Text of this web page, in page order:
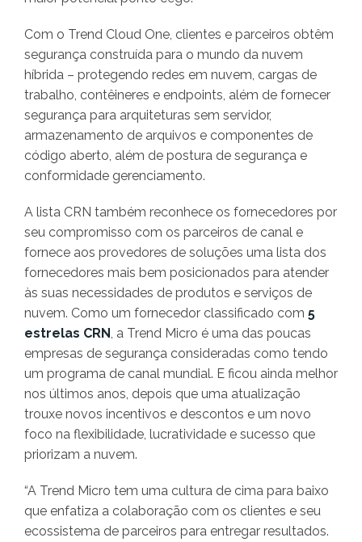
Com o Trend Cloud One, clientes e parceiros obtêm
segurança construída para o mundo da nuvem
híbrida – protegendo redes em nuvem, cargas de
trabalho, contêineres e endpoints, além de fornecer
segurança para arquiteturas sem servidor,
armazenamento de arquivos e componentes de
código aberto, além de postura de segurança e
conformidade gerenciamento.
A lista CRN também reconhece os fornecedores por
seu compromisso com os parceiros de canal e
fornece aos provedores de soluções uma lista dos
fornecedores mais bem posicionados para atender
às suas necessidades de produtos e serviços de
nuvem. Como um fornecedor classificado com 5
estrelas CRN , a Trend Micro é uma das poucas
empresas de segurança consideradas como tendo
um programa de canal mundial. E ficou ainda melhor
nos últimos anos, depois que uma atualização
trouxe novos incentivos e descontos e um novo
foco na flexibilidade, lucratividade e sucesso que
priorizam a nuvem.
“A Trend Micro tem uma cultura de cima para baixo
que enfatiza a colaboração com os clientes e seu
ecossistema de parceiros para entregar resultados.